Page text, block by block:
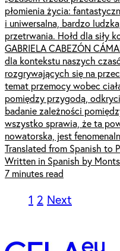
płomienia życia:
i uniwersalna, bardzo
przetrwania. Hołd dla siły
GABRIELA CABEZÓN
dla kontekstu naszych
rozgrywających się na
temat przemocy wobec
pomiędzy przygodą,
badanie zależności
wszystko sprawia, że ta
nowatorska, jest
Translated from Spanish to
Written in Spanish by
7 minutes read
1 2 Next